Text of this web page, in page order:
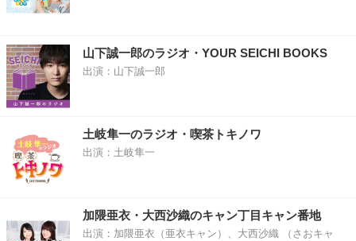
山下誠一郎のラジオ・YOUR SEICHI BOOKS
出演：山下誠一郎
土岐隼一のラジオ・喫茶トキノワ
出演：土岐隼一
加隈亜衣・大西沙織のキャン丁目キャン番地
出演：加隈亜衣（亜衣キャン）、大西沙織 （さおキャ